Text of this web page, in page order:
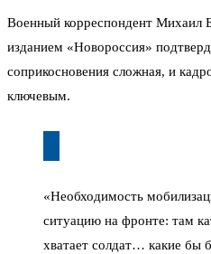
Военный корреспондент Михаил
изданием «Новороссия»
соприкосновения сложная, и
ключевым.
«Необходимость
ситуацию на фронте: там
хватает солдат… какие бы